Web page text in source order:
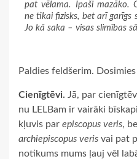
pat vēlama. Īpaši mazāko.
ne tikai fizisks, bet arī garīgs
Jo kā saka – visas slimības
Paldies feldšerim.
Cienīgtēvi. Jā, par
nu LELBam ir vairāki
kļuvis par episcopus veris,
archiepiscopus veris vai pat
notikums mums ļauj vēl